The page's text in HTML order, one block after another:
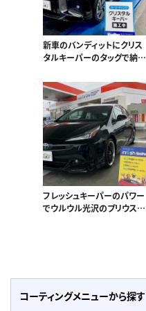
新車のバンディットにクリス
タルキーパーのタッグで納車
フレッシュキーパーのパワー
でウルウル光沢のプリウスが
コーティングメニューから探す